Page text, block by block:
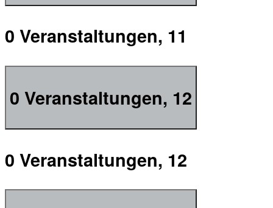
0 Veranstaltungen, 11
0 Veranstaltungen, 12
0 Veranstaltungen, 12